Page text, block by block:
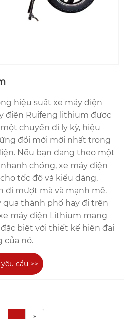
hiệu suất xe máy điện
điện Ruifeng lithium được
chuyến đi ly kỳ, hiệu
đổi mới mới nhất trong
Nếu bạn đang theo một
chóng, xe máy điện
tốc độ và kiểu dáng,
đi mượt mà và mạnh mẽ.
qua thành phố hay đi trên
máy điện Lithium mang
biệt với thiết kế hiện đại
của nó.
cầu >>
1 »